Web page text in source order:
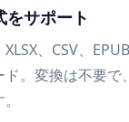
をサポート
、CSV、
。変換は不要で